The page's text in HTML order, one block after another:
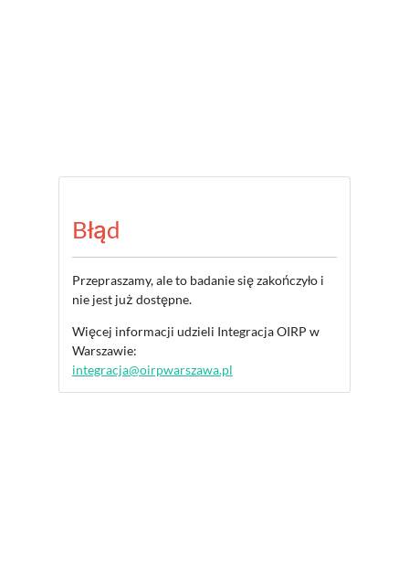
Błąd
Przepraszamy, ale to badanie się zakończyło i
nie jest już dostępne.
Więcej informacji udzieli Integracja OIRP w
Warszawie:
integracja@oirpwarszawa.pl